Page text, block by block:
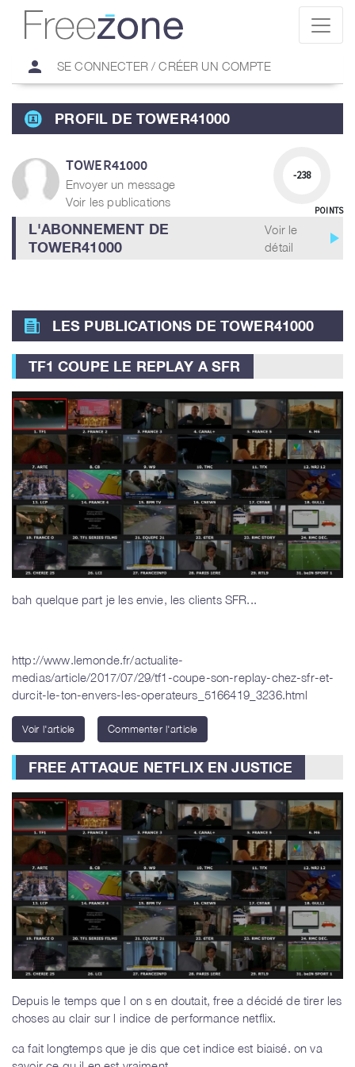
person SE CONNECTER / CRÉER UN COMPTE
PROFIL DE TOWER41000
TOWER41000
Envoyer un message
Voir les publications
-238
POINTS
L'ABONNEMENT DE
TOWER41000
Voir le
détail
play_arrow
LES PUBLICATIONS DE TOWER41000
TF1 COUPE LE REPLAY A SFR
bah quelque part je les envie, les clients SFR...
http://www.lemonde.fr/actualite-
medias/article/2017/07/29/tf1-coupe-son-replay-chez-sfr-et-
durcit-le-ton-envers-les-operateurs_5166419_3236.html
Voir l'article Commenter l'article
FREE ATTAQUE NETFLIX EN JUSTICE
Depuis le temps que l on s en doutait, free a décidé de tirer les
choses au clair sur l indice de performance netflix.
ca fait longtemps que je dis que cet indice est biaisé. on va